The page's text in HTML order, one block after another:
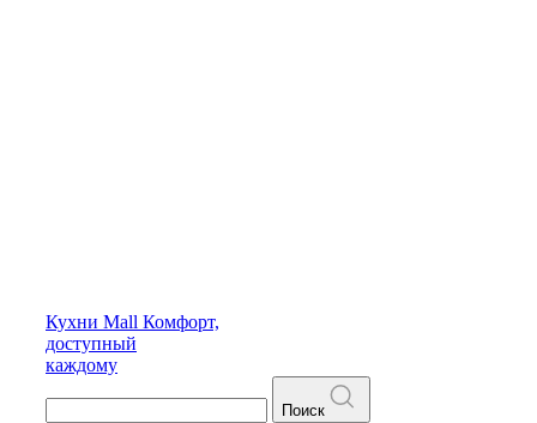
Кухни Mall Комфорт,
доступный
каждому
Поиск